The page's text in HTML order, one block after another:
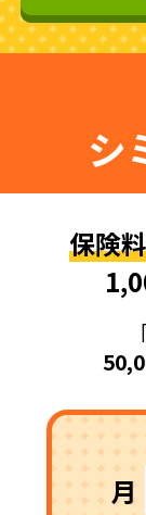
シ
保険
月